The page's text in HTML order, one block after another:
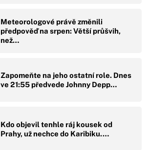
Meteorologové právě změnili
předpověď na srpen: Větší průšvih,
než…
Zapomeňte na jeho ostatní role. Dnes
ve 21:55 předvede Johnny Depp…
Kdo objevil tenhle ráj kousek od
Prahy, už nechce do Karibiku.…